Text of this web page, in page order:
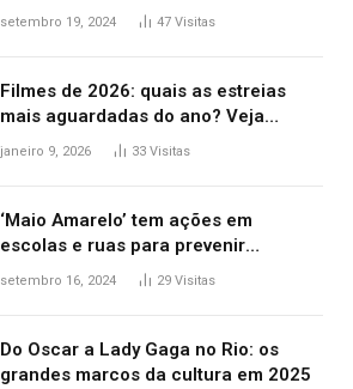
durante confusão no trânsito
setembro 19, 2024 47 Visitas
Filmes de 2026: quais as estreias
mais aguardadas do ano? Veja
principais lançamentos do cinema
janeiro 9, 2026 33 Visitas
‘Maio Amarelo’ tem ações em
escolas e ruas para prevenir
acidentes no trânsito no AP
setembro 16, 2024 29 Visitas
Do Oscar a Lady Gaga no Rio: os
grandes marcos da cultura em 2025